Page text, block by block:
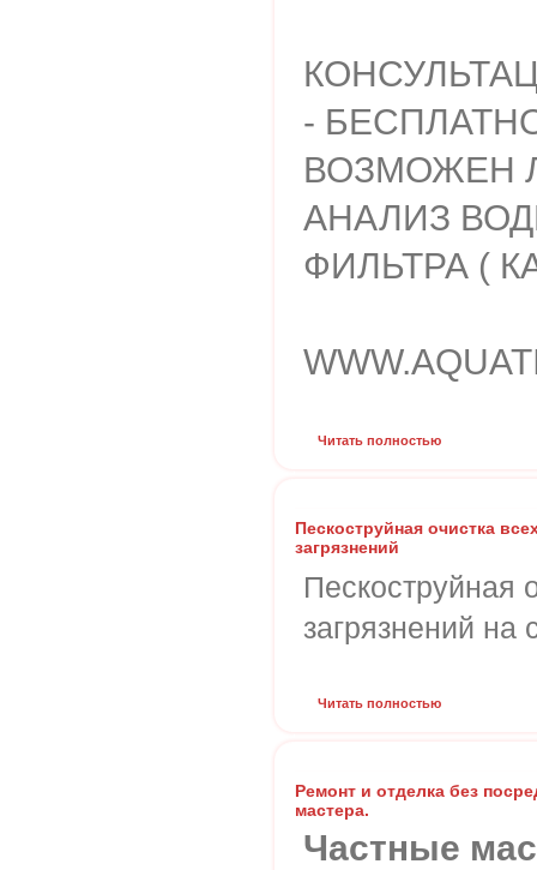
-
ВОЗМОЖЕН
АНАЛИЗ
ФИЛЬТРА (
Читать полностью
Пескоструйная очистка
загрязнений
Пескоструйная
загрязнений на
Читать полностью
Ремонт и отделка без
мастера.
Частные